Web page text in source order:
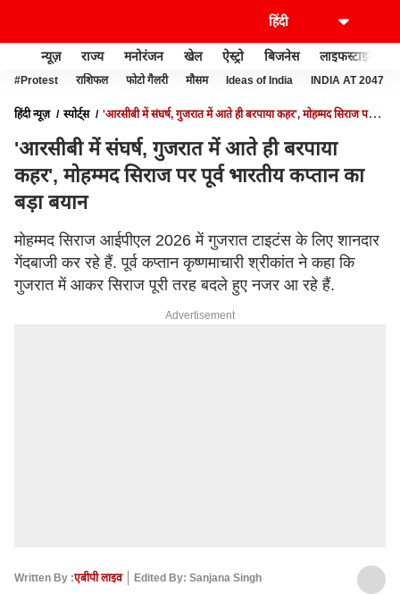
न्यूज़ राज्य मनोरंजन खेल ऐस्ट्रो बिजनेस लाइफस्टाइल
#Protest राशिफल फोटो गैलरी मौसम Ideas of India INDIA AT 2047
हिंदी न्यूज़ स्पोर्ट्स
'आरसीबी में संघर्ष, गुजरात में आते ही बरपाया कहर', मोहम्मद सिराज पर
'आरसीबी में संघर्ष, गुजरात में आते ही बरपाया
कहर', मोहम्मद सिराज पर पूर्व भारतीय कप्तान का
बड़ा बयान
मोहम्मद सिराज आईपीएल 2026 में गुजरात टाइटंस के लिए शानदार
गेंदबाजी कर रहे हैं. पूर्व कप्तान कृष्णमाचारी श्रीकांत ने कहा कि
गुजरात में आकर सिराज पूरी तरह बदले हुए नजर आ रहे हैं.
Advertisement
Written By :एबीपी लाइव
Edited By: Sanjana Singh